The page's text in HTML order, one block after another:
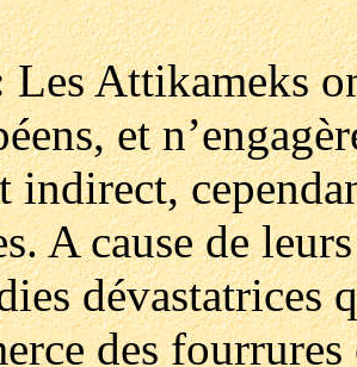
Les Attikameks
et
indirect,
A cause de
dévastatrices
des